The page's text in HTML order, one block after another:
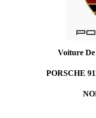
Voiture
PORSCHE